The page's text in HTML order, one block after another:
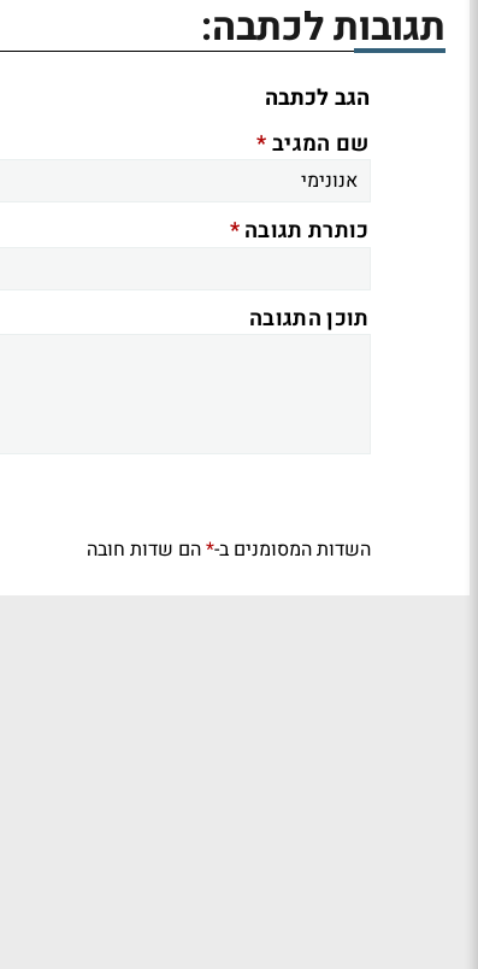
תגובות לכתבה:
הגב לכתבה
שם המגיב*
כותרת תגובה*
תוכן התגובה
השדות המסומנים ב-*הם שדות חובה